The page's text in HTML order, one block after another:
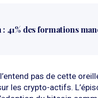
41% des formations
pas de cette
les crypto-actifs.